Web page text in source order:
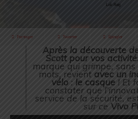
Loïc Roig
Partager Tweeter Épingler
Après la découverte
Scott pour vos
marque qui grimpe,
mots, revient avec un
vélo: le casque! Et
constater que
service de la sécurité,
sur ce Vivo